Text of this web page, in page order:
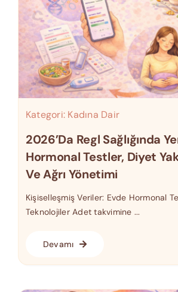
Kategori: Kadına Dair
2026’da Regl Sağlığında
Hormonal Testler, Diyet
Ve Ağrı Yönetimi
Kişiselleşmiş Veriler: Evde Hormonal
Teknolojiler Adet takvimine ...
Devamı